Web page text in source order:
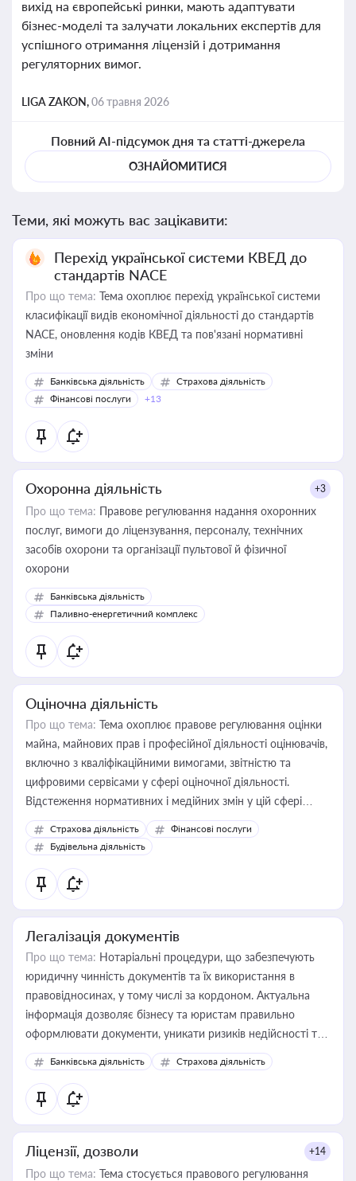
вихід на європейські ринки, мають адаптувати
бізнес-моделі та залучати локальних експертів для
успішного отримання ліцензій і дотримання
регуляторних вимог.
LIGA ZAKON,06 травня 2026
Повний AI-підсумок дня та статті-джерела
ОЗНАЙОМИТИСЯ
Теми, які можуть вас зацікавити:
Перехід української системи КВЕД до
стандартів NACE
Про що тема: Тема охоплює перехід української системи
класифікації видів економічної діяльності до стандартів
NACE, оновлення кодів КВЕД та пов'язані нормативні
зміни
Банківська діяльність
Страхова діяльність
Фінансові послуги
+13
Охоронна діяльність +3
Про що тема: Правове регулювання надання охоронних
послуг, вимоги до ліцензування, персоналу, технічних
засобів охорони та організації пультової й фізичної
охорони
Банківська діяльність
Паливно-енергетичний комплекс
Оціночна діяльність
Про що тема: Тема охоплює правове регулювання оцінки
майна, майнових прав і професійної діяльності оцінювачів,
включно з кваліфікаційними вимогами, звітністю та
цифровими сервісами у сфері оціночної діяльності.
Відстеження нормативних і медійних змін у цій сфері
корисне для власника бізнесу, керівника, юриста або
бухгалтера під час оподаткування, приватизації, оренди
державного майна, корпоративних угод і перевірки
статусу суб'єктів оціночної діяльності
Страхова діяльність
Фінансові послуги
Будівельна діяльність
Легалізація документів
Про що тема: Нотаріальні процедури, що забезпечують
юридичну чинність документів та їх використання в
правовідносинах, у тому числі за кордоном. Актуальна
інформація дозволяє бізнесу та юристам правильно
оформлювати документи, уникати ризиків недійсності та
забезпечувати їх належне прийняття органами влади та
контрагентами
Банківська діяльність Страхова діяльність
Ліцензії, дозволи +14
Про що тема: Тема стосується правового регулювання